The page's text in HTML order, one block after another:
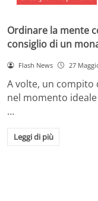
Ordinare la mente
consiglio di un
Flash News 27
A volte, un
nel momento
…
Leggi di più